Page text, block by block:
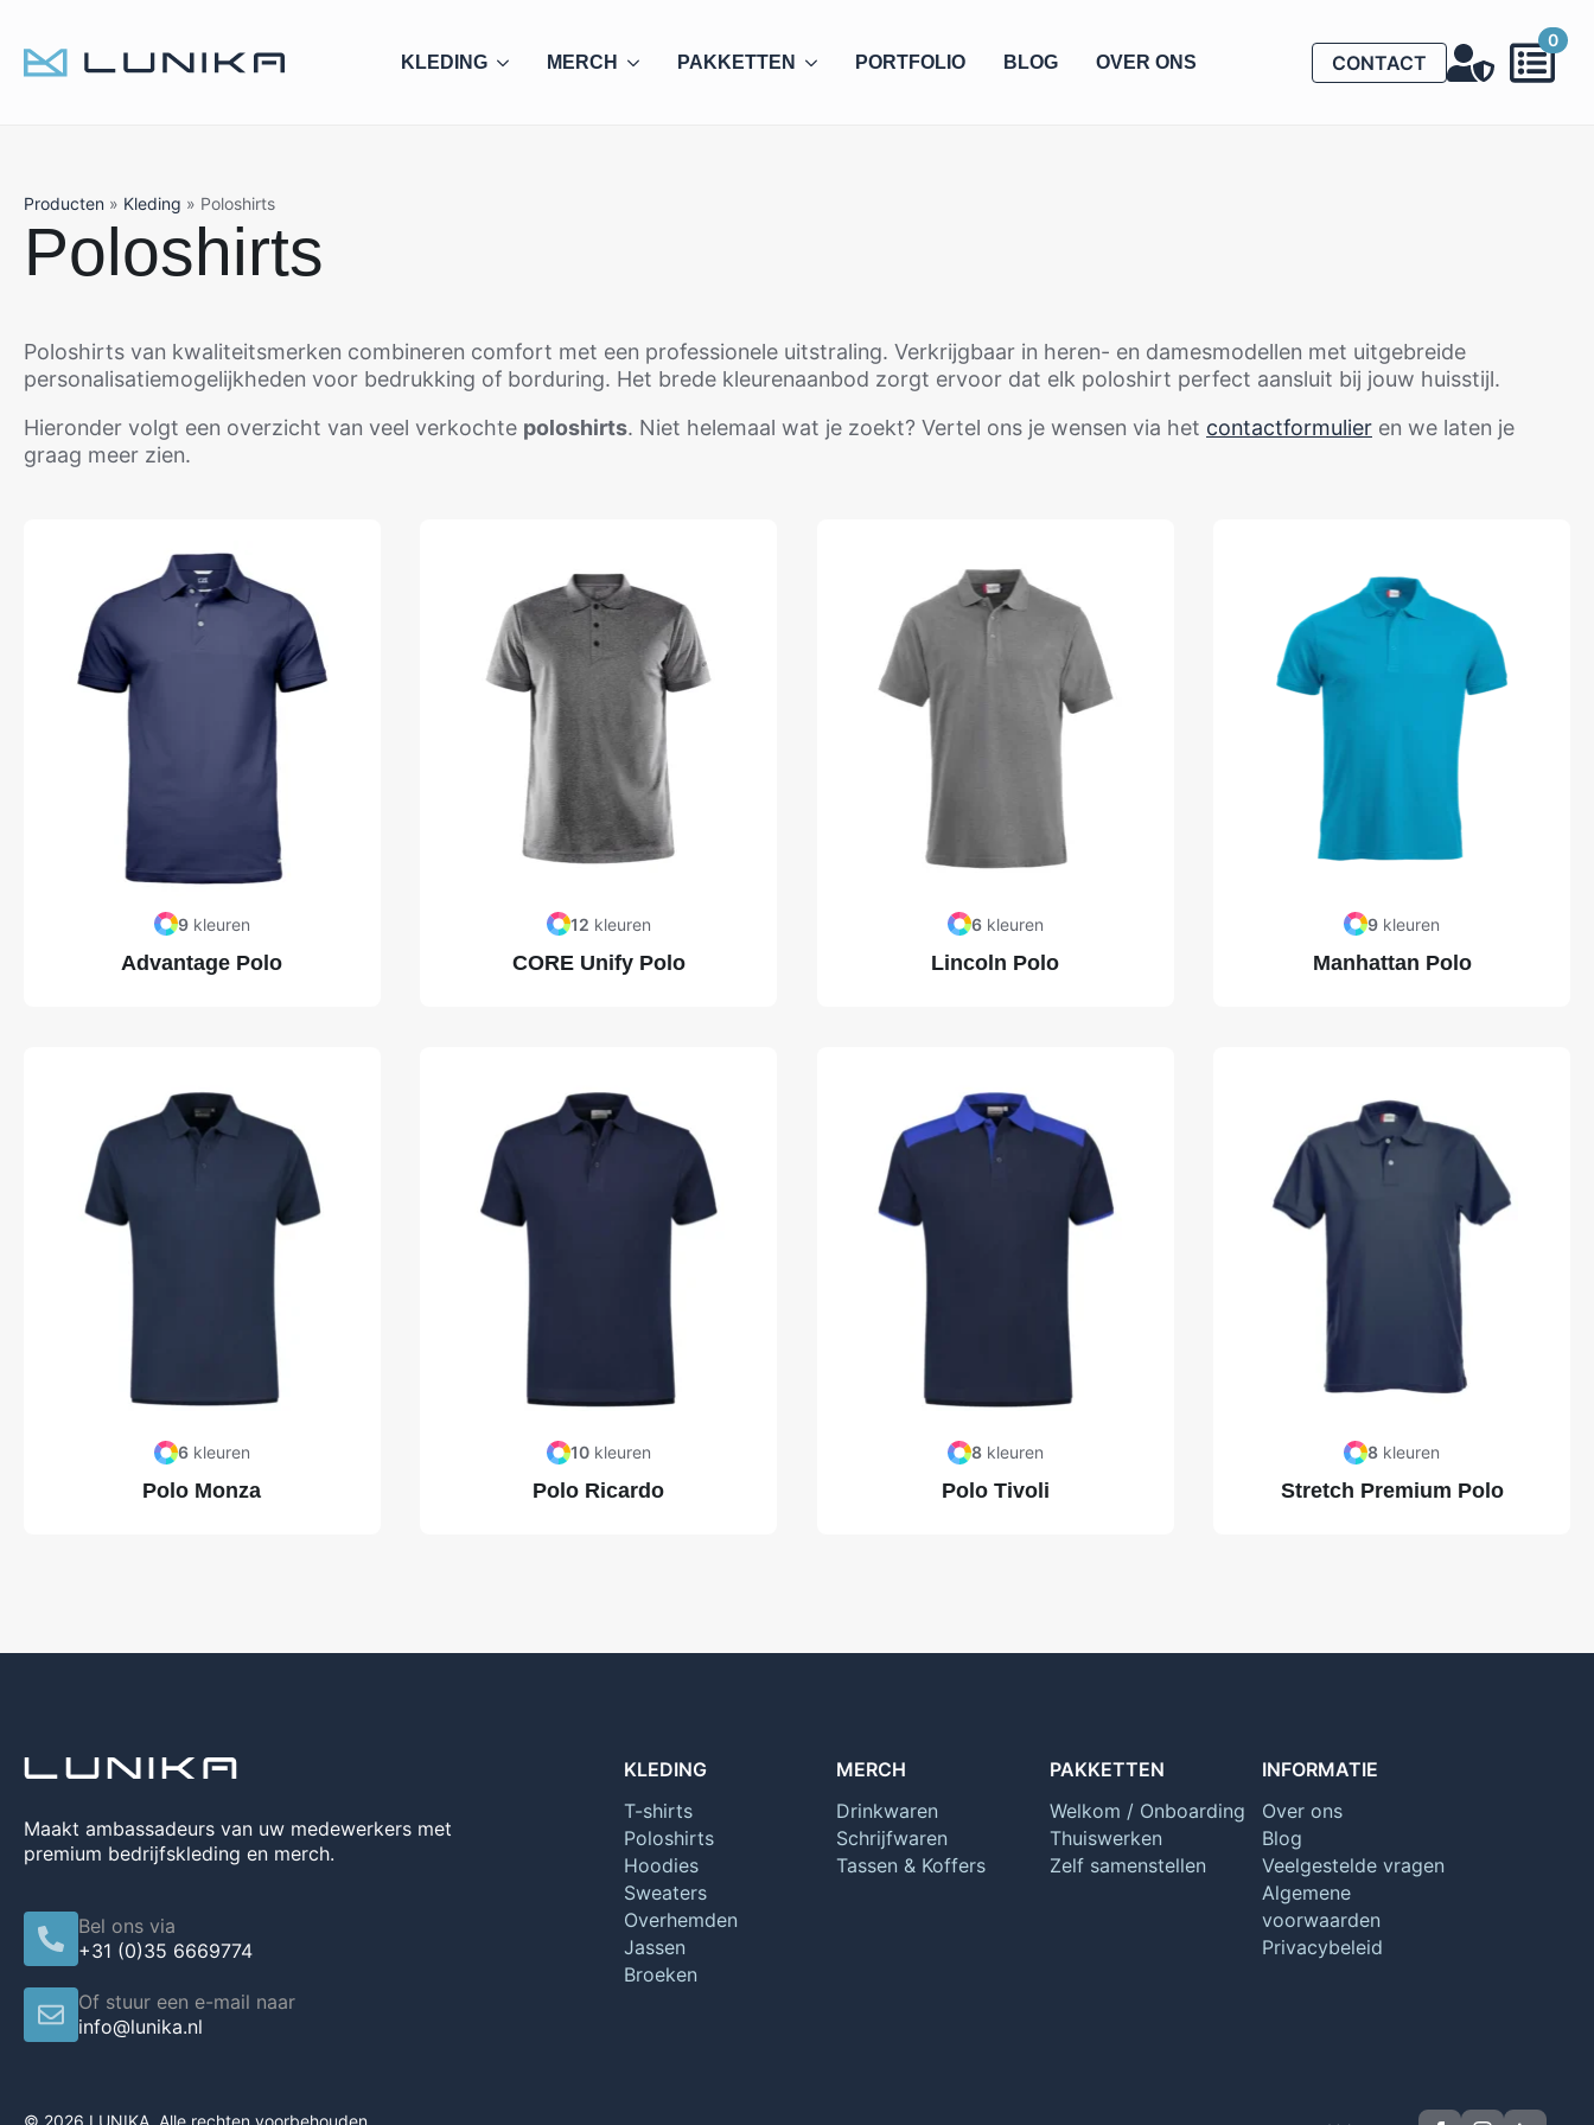
KLEDING MERCH PAKKETTEN PORTFOLIO BLOG OVER ONS CONTACT
0
Producten » Kleding » Poloshirts
Poloshirts
Poloshirts van kwaliteitsmerken combineren comfort met een professionele uitstraling. Verkrijgbaar in heren- en damesmodellen met uitgebreide
personalisatiemogelijkheden voor bedrukking of borduring. Het brede kleurenaanbod zorgt ervoor dat elk poloshirt perfect aansluit bij jouw huisstijl.
Hieronder volgt een overzicht van veel verkochte poloshirts. Niet helemaal wat je zoekt? Vertel ons je wensen via het contactformulier en we laten je
graag meer zien.
9kleuren
Advantage Polo
12 kleuren
CORE Unify Polo
6kleuren
Lincoln Polo
9 kleuren
Manhattan Polo
6kleuren
Polo Monza
10kleuren
Polo Ricardo
8kleuren
Polo Tivoli
8 kleuren
Stretch Premium Polo
Maakt ambassadeurs van uw medewerkers met
premium bedrijfskleding en merch.
Bel ons via
+31 (0)35 6669774
Of stuur een e-mail naar
info@lunika.nl
KLEDING
T-shirts
Poloshirts
Hoodies
Sweaters
Overhemden
Jassen
Broeken
MERCH
Drinkwaren
Schrijfwaren
Tassen & Koffers
PAKKETTEN
Welkom / Onboarding
Thuiswerken
Zelf samenstellen
INFORMATIE
Over ons
Blog
Veelgestelde vragen
Algemene
voorwaarden
Privacybeleid
© 2026 LUNIKA. Alle rechten voorbehouden.